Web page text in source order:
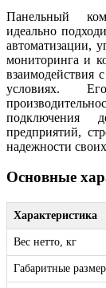
Панельный
идеально
автоматизации,
мониторинга и
взаимодействия
условиях.
подключения
предприятий,
надежности
Основные
Характеристика
Вес нетто, кг
Габаритные